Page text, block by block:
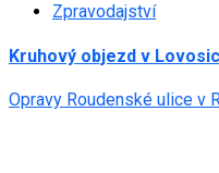
Zpravodajství
Kruhový objezd v
Opravy Roudenské ulice v